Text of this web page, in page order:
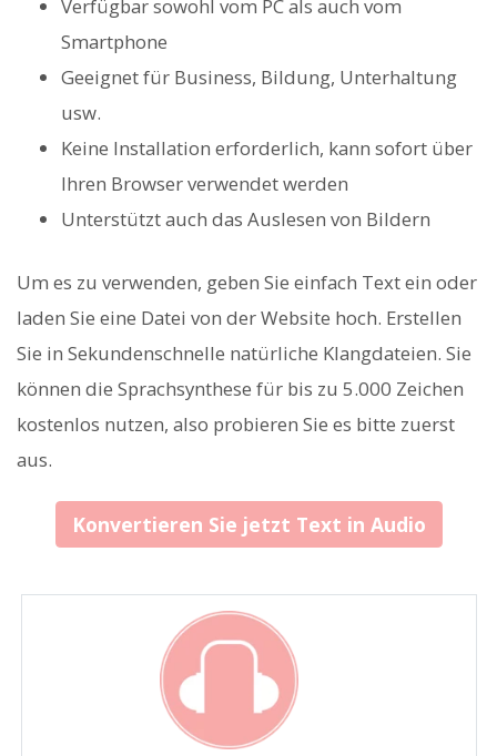
Verfügbar sowohl vom PC als auch vom
Smartphone
Geeignet für Business, Bildung, Unterhaltung
usw.
Keine Installation erforderlich, kann sofort über
Ihren Browser verwendet werden
Unterstützt auch das Auslesen von Bildern
Um es zu verwenden, geben Sie einfach Text ein oder
laden Sie eine Datei von der Website hoch. Erstellen
Sie in Sekundenschnelle natürliche Klangdateien. Sie
können die Sprachsynthese für bis zu 5.000 Zeichen
kostenlos nutzen, also probieren Sie es bitte zuerst
aus.
Konvertieren Sie jetzt Text in Audio